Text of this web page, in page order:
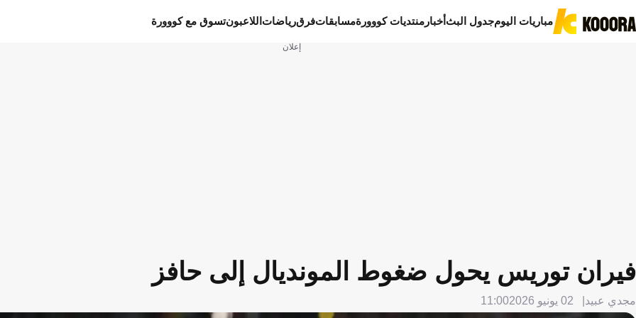
مباريات اليومجدول البثأخبار منتديات كووورةمسابقاتفرقرياضات اللاعبونتسوق مع كووورة
إعلان
فيران توريس يحول ضغوط المونديال إلى حافز
مجدي عبيد 02 يونيو 2026 11:00